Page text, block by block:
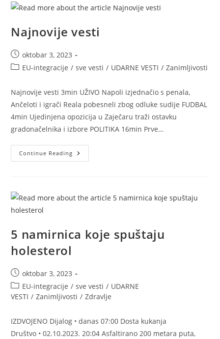
Najnovije vesti
Post
published:
oktobar 3, 2023
PostEU-integracije / sve vesti / UDARNE VESTI / Zanimljivosti
Najnovije vesti 3min UŽIVO Napoli izjednačio s penala,
Ančeloti i igrači Reala pobesneli zbog odluke sudije FUDBAL
4min Ujedinjena opozicija u Zaječaru traži ostavku
gradonačelnika i izbore POLITIKA 16min Prve…
Continue Reading Najnovije
Vesti
5 namirnica koje spuštaju
holesterol
Post
published:
oktobar 3, 2023
Post
category:
EU-integracije / sve vesti / UDARNE
VESTI / Zanimljivosti / Zdravlje
IZDVOJENO Dijalog • danas 07:00 Dosta kukanja
Društvo • 02.10.2023. 20:04 Asfaltirano 200 metara puta,